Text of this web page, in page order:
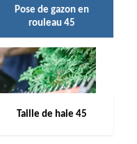
Pose de gazon en
rouleau 45
Taille de haie 45